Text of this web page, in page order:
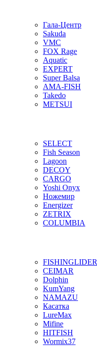
Гала-Центр
Sakuda
VMC
FOX Rage
Aquatic
EXPERT
Super Balsa
AMA-FISH
Takedo
METSUI
SELECT
Fish Season
Lagoon
DECOY
CARGO
Yoshi Onyx
Ножемир
Energizer
ZETRIX
COLUMBIA
FISHINGLIDER
CEIMAR
Dolphin
KumYang
NAMAZU
Касатка
LureMax
Mifine
HITFISH
Wormix37